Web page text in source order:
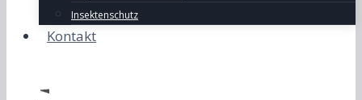
Insektenschutz
Kontakt